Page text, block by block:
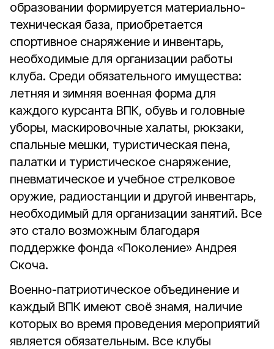
образовании формируется материально-
техническая база, приобретается
спортивное снаряжение и инвентарь,
необходимые для организации работы
клуба. Среди обязательного имущества:
летняя и зимняя военная форма для
каждого курсанта ВПК, обувь и головные
уборы, маскировочные халаты, рюкзаки,
спальные мешки, туристическая пена,
палатки и туристическое снаряжение,
пневматическое и учебное стрелковое
оружие, радиостанции и другой инвентарь,
необходимый для организации занятий. Все
это стало возможным благодаря
поддержке фонда «Поколение» Андрея
Скоча.
Военно-патриотическое объединение и
каждый ВПК имеют своё знамя, наличие
которых во время проведения мероприятий
является обязательным. Все клубы